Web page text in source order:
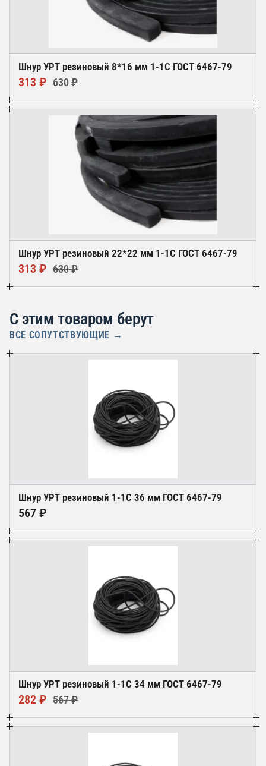
Шнур УРТ резиновый 8*16 мм 1-1С ГОСТ 6467-79
313 ₽ 630 ₽
Шнур УРТ резиновый 22*22 мм 1-1С ГОСТ 6467-79
313 ₽ 630 ₽
С этим товаром берут
ВСЕ СОПУТСТВУЮЩИЕ →
Шнур УРТ резиновый 1-1С 36 мм ГОСТ 6467-79
567 ₽
Шнур УРТ резиновый 1-1С 34 мм ГОСТ 6467-79
282 ₽ 567 ₽